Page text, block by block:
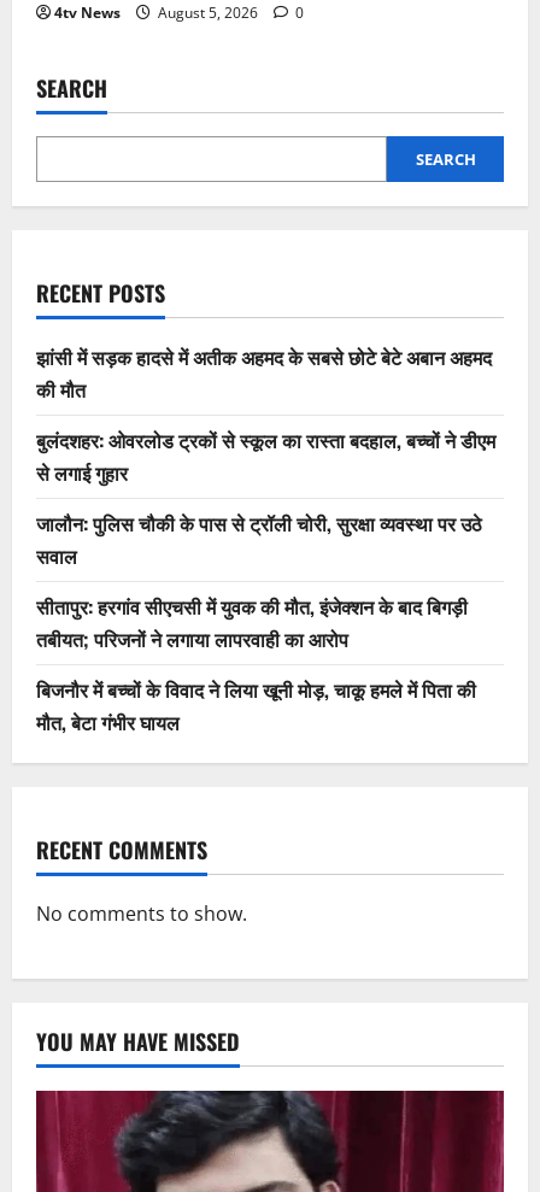
4tv News August 5, 2026 0
SEARCH
SEARCH
RECENT POSTS
झांसी में सड़क हादसे में अतीक अहमद के सबसे छोटे बेटे अबान अहमद
की मौत
बुलंदशहर: ओवरलोड ट्रकों से स्कूल का रास्ता बदहाल, बच्चों ने डीएम
से लगाई गुहार
जालौन: पुलिस चौकी के पास से ट्रॉली चोरी, सुरक्षा व्यवस्था पर उठे
सवाल
सीतापुर: हरगांव सीएचसी में युवक की मौत, इंजेक्शन के बाद बिगड़ी
तबीयत; परिजनों ने लगाया लापरवाही का आरोप
बिजनौर में बच्चों के विवाद ने लिया खूनी मोड़, चाकू हमले में पिता की
मौत, बेटा गंभीर घायल
RECENT COMMENTS
No comments to show.
YOU MAY HAVE MISSED